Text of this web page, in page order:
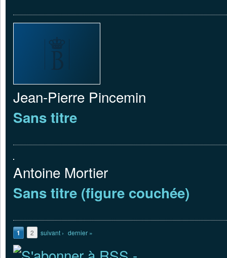
Jean-Pierre Pincemin
Sans titre
Antoine Mortier
Sans titre (figure couchée)
Pages
1 2 suivant › dernier »